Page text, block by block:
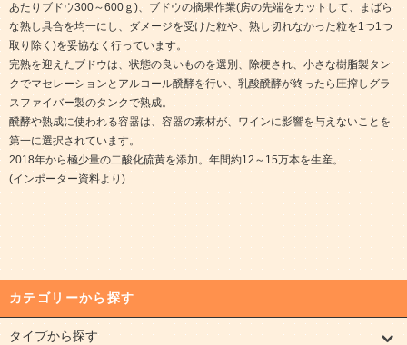
あたりブドウ300～600ｇ)、ブドウの摘果作業(房の先端をカットして、まばら
な熟し具合を均一にし、ダメージを受けた粒や、熟し切れなかった粒を1つ1つ
取り除く)を妥協なく行っています。
完熟を迎えたブドウは、状態の良いものを選別、除梗され、小さな樹脂製タン
クでマセレーションとアルコール醗酵を行い、乳酸醗酵が終ったら圧搾しグラ
スファイバー製のタンクで熟成。
醗酵や熟成に使われる容器は、容器の素材が、ワインに影響を与えないことを
第一に選択されています。
2018年から極少量の二酸化硫黄を添加。年間約12～15万本を生産。
(インポーター資料より)
カテゴリーから探す
タイプから探す